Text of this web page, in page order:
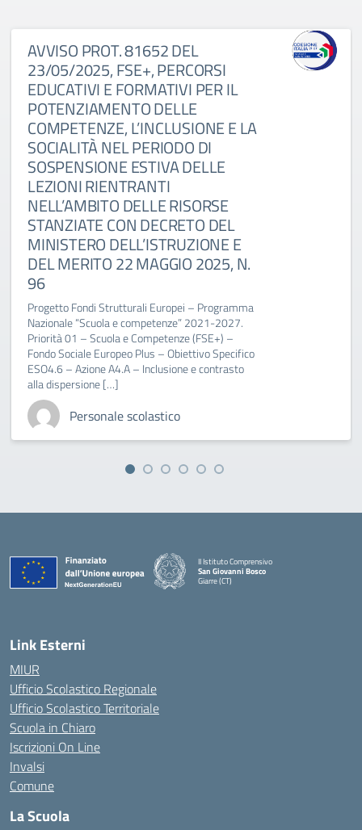
AVVISO PROT. 81652 DEL
23/05/2025, FSE+, PERCORSI
EDUCATIVI E FORMATIVI PER IL
POTENZIAMENTO DELLE
COMPETENZE, L’INCLUSIONE E LA
SOCIALITÀ NEL PERIODO DI
SOSPENSIONE ESTIVA DELLE
LEZIONI RIENTRANTI
NELL’AMBITO DELLE RISORSE
STANZIATE CON DECRETO DEL
MINISTERO DELL’ISTRUZIONE E
DEL MERITO 22 MAGGIO 2025, N.
96
Progetto Fondi Strutturali Europei – Programma
Nazionale “Scuola e competenze” 2021-2027.
Priorità 01 – Scuola e Competenze (FSE+) –
Fondo Sociale Europeo Plus – Obiettivo Specifico
ESO4.6 – Azione A4.A – Inclusione e contrasto
alla dispersione […]
Personale scolastico
II Istituto Comprensivo
San Giovanni Bosco
Giarre (CT)
Link Esterni
MIUR
Ufficio Scolastico Regionale
Ufficio Scolastico Territoriale
Scuola in Chiaro
Iscrizioni On Line
Invalsi
Comune
La Scuola